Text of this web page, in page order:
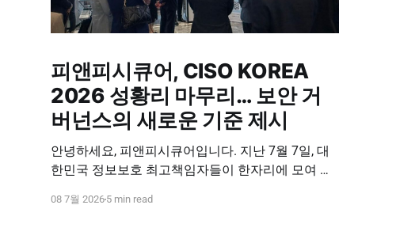
피앤피시큐어, CISO KOREA
2026 성황리 마무리… 보안 거
버넌스의 새로운 기준 제시
안녕하세요, 피앤피시큐어입니다. 지난 7월 7일, 대
한민국 정보보호 최고책임자들이 한자리에 모여 미
여러분의 뜨거운 성원 속에 성황리에 막을 내렸습니
08 7월 20265 min read